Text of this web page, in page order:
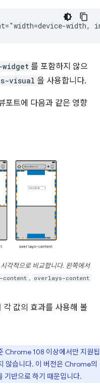
를 포함하지 않으
visual 을 사용합니다.
포트에 다음과 같은 영향
각적으로 비교합니다. 왼쪽에서
content , overlays-content
각 값의 효과를 사용해 볼
Chrome 108 이상에서만 지원됩
않습니다. 이 버전은 Chrome의
반으로 하기 때문입니다.